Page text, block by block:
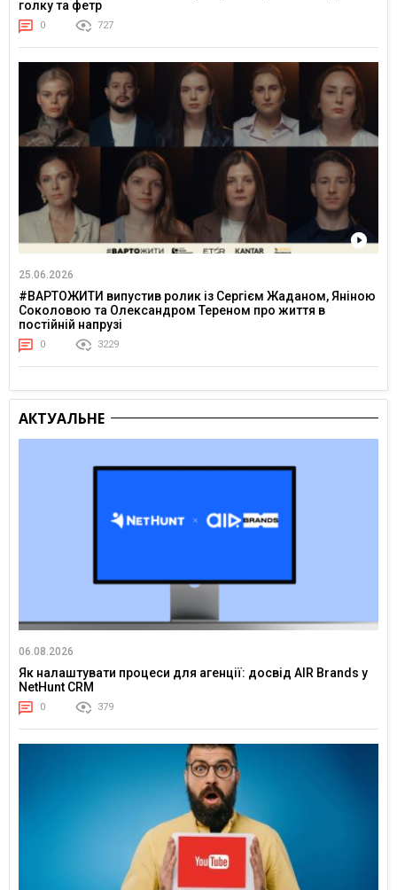
голку та фетр
0 727
25.06.2026
#ВАРТОЖИТИ випустив ролик із Сергієм Жаданом, Яніною
Соколовою та Олександром Тереном про життя в
постійній напрузі
0 3229
АКТУАЛЬНЕ
06.08.2026
Як налаштувати процеси для агенції: досвід AIR Brands у
NetHunt CRM
0 379